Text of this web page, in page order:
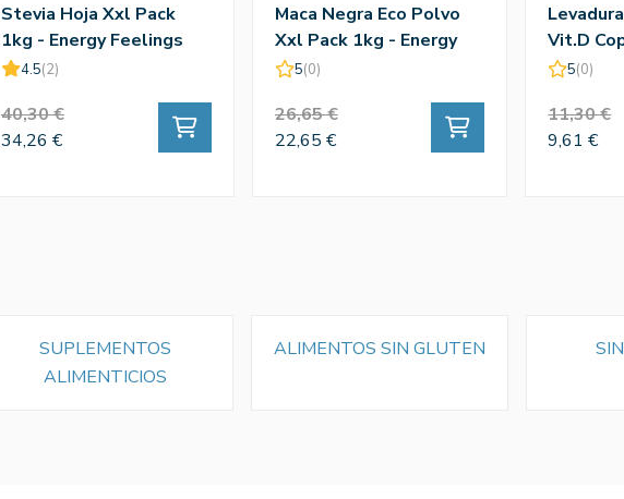
Stevia Hoja Xxl Pack
1kg - Energy Feelings
4.5(2)
40,30 €
34,26 €
Maca Negra Eco Polvo
Xxl Pack 1kg - Energy
Feelings
5(0)
26,65 €
22,65 €
Vit.D
Energy
5(0)
11,30 €
9,61 €
SUPLEMENTOS
ALIMENTICIOS
ALIMENTOS SIN GLUTEN